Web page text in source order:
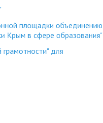
площадки объединению
Крым в сфере образования"
для